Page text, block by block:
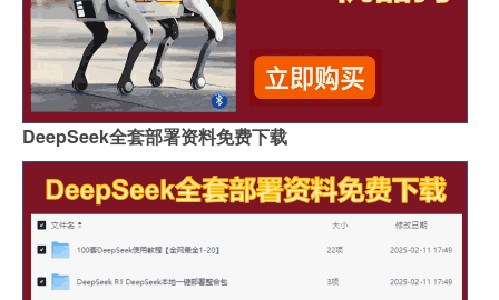
DeepSeek全套部署资料免费下载